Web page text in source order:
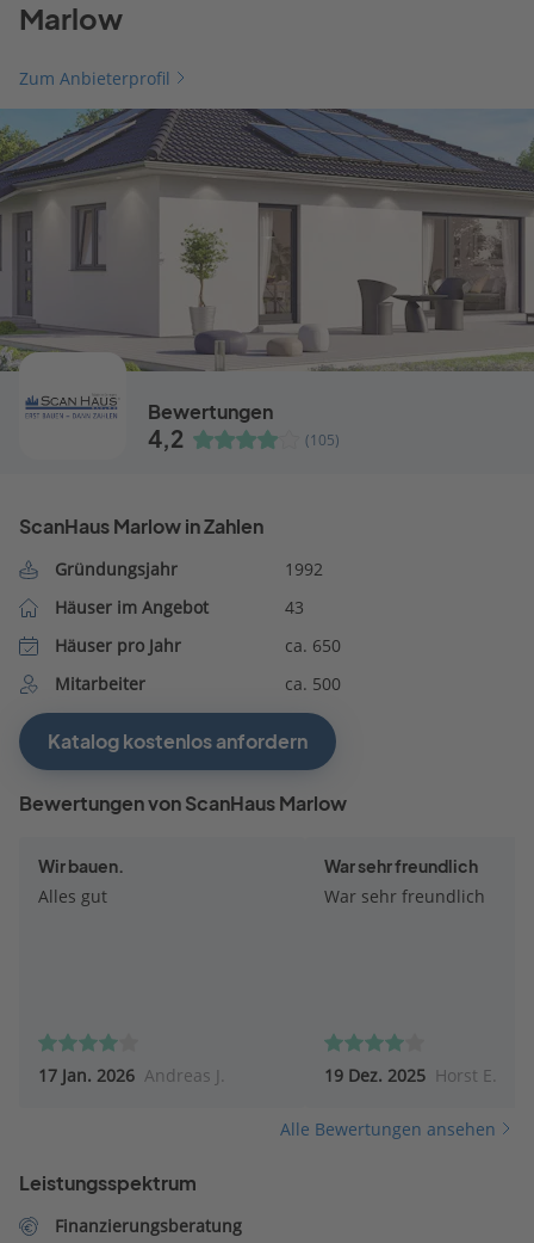
Marlow
Zum Anbieterprofil
Bewertungen
4,2 (105)
ScanHaus Marlow in Zahlen
Gründungsjahr
1992
Häuser im Angebot
43
Häuser pro Jahr
ca. 650
Mitarbeiter
ca. 500
Katalog kostenlos anfordern
Bewertungen von ScanHaus Marlow
Wir bauen.
Alles gut
17 Jan. 2026 Andreas J.
War sehr freundlich
War sehr freundlich
19 Dez. 2025 Horst E.
Alle Bewertungen ansehen
Leistungsspektrum
Finanzierungsberatung